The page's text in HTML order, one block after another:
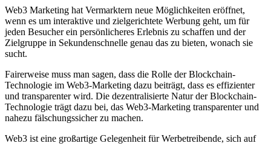
Web3 Marketing hat Vermarktern neue Möglichkeiten eröffnet,
wenn es um interaktive und zielgerichtete Werbung geht, um für
jeden Besucher ein persönlicheres Erlebnis zu schaffen und der
Zielgruppe in Sekundenschnelle genau das zu bieten, wonach sie
sucht.
Fairerweise muss man sagen, dass die Rolle der Blockchain-
Technologie im Web3-Marketing dazu beiträgt, dass es effizienter
und transparenter wird. Die dezentralisierte Natur der Blockchain-
Technologie trägt dazu bei, das Web3-Marketing transparenter und
nahezu fälschungssicher zu machen.
Web3 ist eine großartige Gelegenheit für Werbetreibende, sich auf